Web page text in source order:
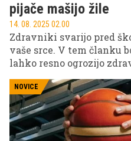
pijače mašijo žile
14. 08. 2025 02.00
Zdravniki svarijo pred
vaše srce. V tem članku
lahko resno ogrozijo
NOVICE